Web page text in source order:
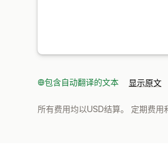
包含自动翻译的文本 显示原文
所有费用均以USD结算。 定期费